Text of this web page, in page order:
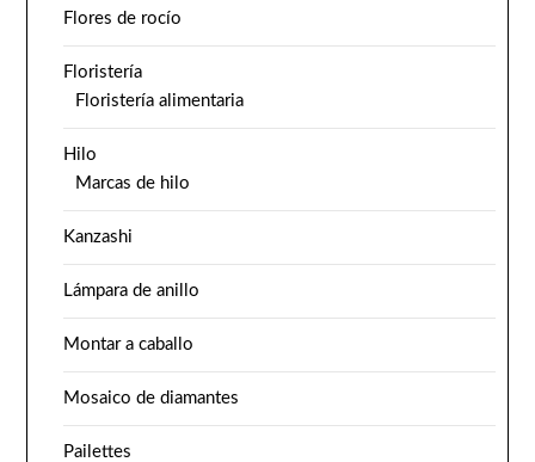
Flores de rocío
Floristería
Floristería alimentaria
Hilo
Marcas de hilo
Kanzashi
Lámpara de anillo
Montar a caballo
Mosaico de diamantes
Pailettes